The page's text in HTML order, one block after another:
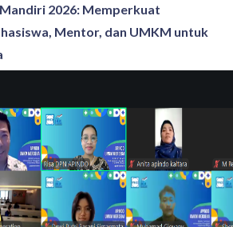
2026: Memperkuat
Mentor, dan UMKM untuk